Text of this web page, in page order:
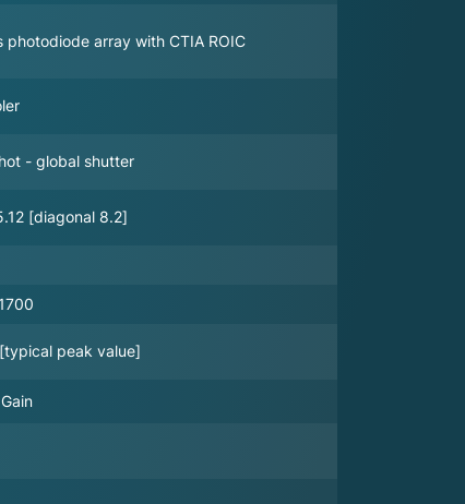
photodiode array with CTIA ROIC
- global shutter
[diagonal 8.2]
peak value]